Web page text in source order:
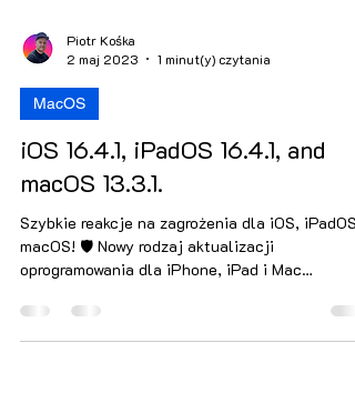
Piotr Kośka
2 maj 2023
1 minut(y) czytania
MacOS
iOS 16.4.1, iPadOS 16.4.1, and
macOS 13.3.1.
Szybkie reakcje na zagrożenia dla iOS, iPadOS i
oprogramowania dla iPhone, iPad i Mac